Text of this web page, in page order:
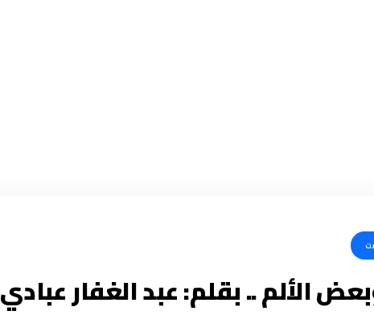
الألم .. بقلم: عبد الغفار عبادي